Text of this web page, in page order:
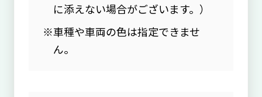
に添えない場合がございます。）
車種や車両の色は指定できませ
ん。